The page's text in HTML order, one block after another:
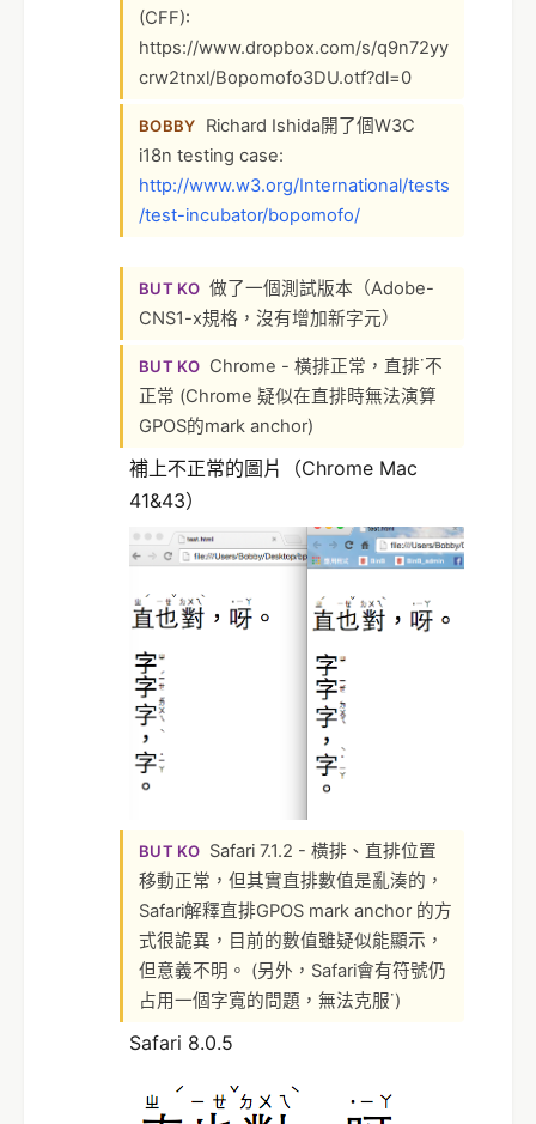
(CFF):
https://www.dropbox.com/s/q9n72yy
crw2tnxl/Bopomofo3DU.otf?dl=0
BOBBY
Richard Ishida開了個W3C
i18n testing case:
http://www.w3.org/International/tests
/test-incubator/bopomofo/
BUT KO 做了一個測試版本（Adobe-
CNS1-x規格，沒有增加新字元）
BUT KO Chrome - 橫排正常，直排˙不
正常 (Chrome 疑似在直排時無法演算
GPOS的mark anchor)
補上不正常的圖片（Chrome Mac
41&43）
BUT KO Safari 7.1.2 - 橫排、直排位置
移動正常，但其實直排數值是亂湊的，
Safari解釋直排GPOS mark anchor 的方
式很詭異，目前的數值雖疑似能顯示，
但意義不明。 (另外，Safari會有符號仍
占用一個字寬的問題，無法克服˙)
Safari 8.0.5